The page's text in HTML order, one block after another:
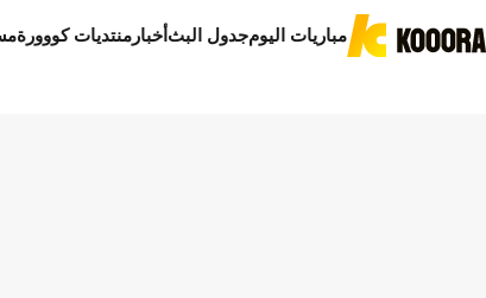
مباريات اليومجدول البثأخبار منتديات كووورة